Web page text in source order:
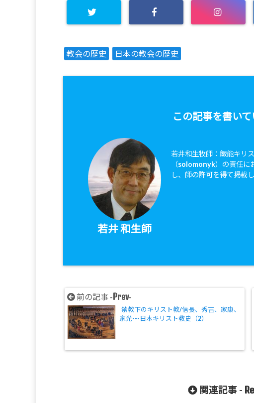
教会の歴史 日本の教会の歴史
この記事を書い
若井 和生師
若井和生牧師：飯能キリ
（solomonyk）の責任に
し、師の許可を得て掲載
前の記事 - Prev-
禁教下のキリスト教/信長、秀吉、家康、
家光---日本キリスト教史（2）
関連記事 -